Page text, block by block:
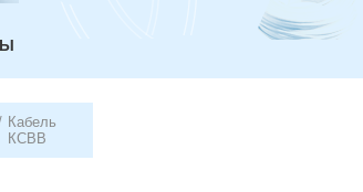
Кабель
КСВВ